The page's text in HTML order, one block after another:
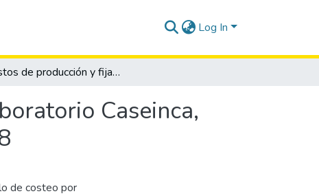
Log In
Costos de producción y fijación de precios en el laboratorio Caseinca, cantón Salinas, provincia de Santa Elena, año 2018
Caseinca,
de costeo por